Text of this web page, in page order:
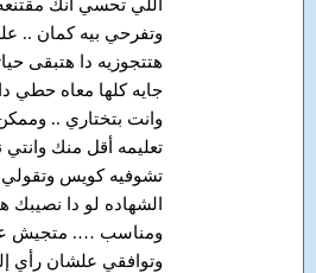
اللي تحسي انك
وتفرحي بيه كمان ..
هتتجوزيه دا هتبقى
جايه كلها معاه حطي
وانت بتختاري ..
تعليمه أقل منك
تشوفيه كويس
الشهاده لو دا نصيبك
ومناسب …. متجيش
وتوافقي علشان رأي